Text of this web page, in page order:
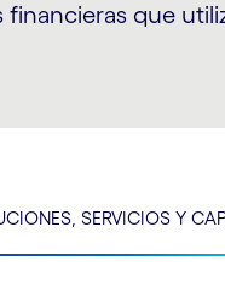
que
SERVICIOS Y